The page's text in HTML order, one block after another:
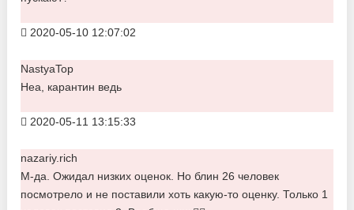
2020-05-10 12:07:02
NastyaTop
Неа, карантин ведь
2020-05-11 13:15:33
nazariy.rich
М-да. Ожидал низких оценок. Но блин 26 человек
посмотрело и не поставили хоть какую-то оценку. Только 1